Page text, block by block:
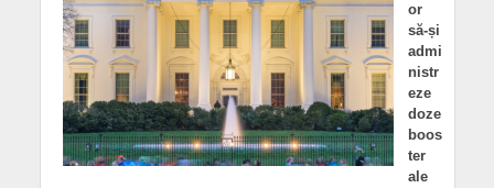
or
să-și
admi
nistr
eze
doze
boos
ter
ale